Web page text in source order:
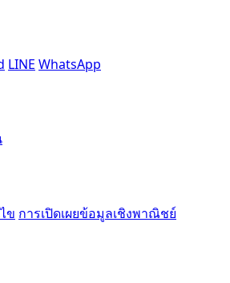
LINE WhatsApp
ข การเปิดเผยข้อมูลเชิงพาณิชย์